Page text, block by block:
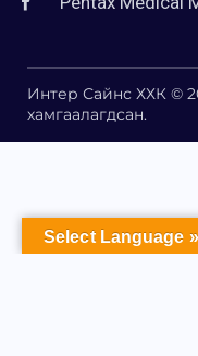
Интер Сайнс ХХК ©
хамгаалагдсан.
Select Language »